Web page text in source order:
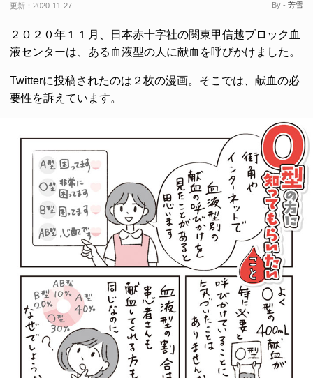
更新： 2020-11-27 By - 芳雪
２０２０年１１月、日本赤十字社の関東甲信越ブロック血
液センターは、ある血液型の人に献血を呼びかけました。
Twitterに投稿されたのは２枚の漫画。そこでは、献血の必
要性を訴えています。